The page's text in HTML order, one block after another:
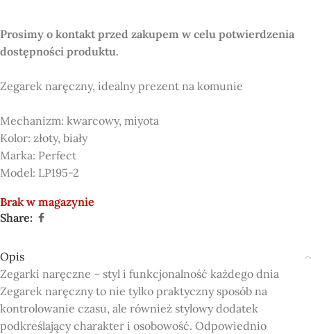
Prosimy o kontakt przed zakupem w celu potwierdzenia
dostępności produktu.
Zegarek naręczny, idealny prezent na komunie
Mechanizm: kwarcowy, miyota
Kolor: złoty, biały
Marka: Perfect
Model: LP195-2
Brak w magazynie
Share:
Opis
Zegarki naręczne – styl i funkcjonalność każdego dnia
Zegarek naręczny to nie tylko praktyczny sposób na
kontrolowanie czasu, ale również stylowy dodatek
podkreślający charakter i osobowość. Odpowiednio